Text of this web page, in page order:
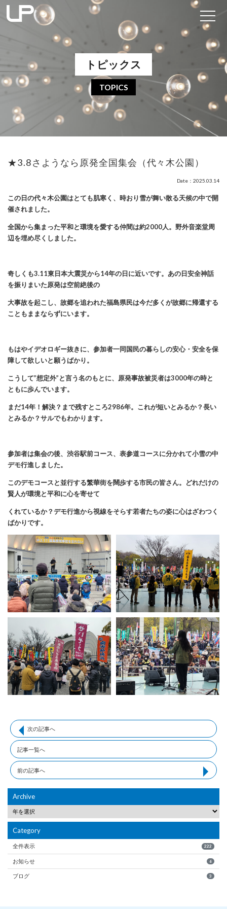
トピックス
TOPICS
★3.8さようなら原発全国集会（代々木公園）
Date：2025.03.14
この日の代々木公園はとても肌寒く、時おり雪が舞い散る天候の中で開
催されました。
全国から集まった平和と環境を愛する仲間は約2000人。野外音楽堂周
辺を埋め尽くしました。
奇しくも3.11東日本大震災から14年の日に近いです。あの日安全神話
を振りまいた原発は空前絶後の
大事故を起こし、 故郷を追われた福島県民は今だ多くが故郷に帰還する
こともままならずにいます。
もはやイデオロギー抜きに、参加者一同国民の暮らしの安心・安全を保
障して欲しいと願うばかり。
こうして”想定外”と言う名のもとに、原発事故被災者は3000年の時と
ともに歩んでいます。
まだ14年！解決？まで残すところ2986年。これが短いとみるか？長い
とみるか？サルでもわかります。
参加者は集会の後、渋谷駅前コース、表参道コースに分かれて小雪の中
デモ行進しました。
このデモコースと並行する繁華街を闊歩する市民の皆さん。どれだけの
賢人が環境と平和に心を寄せて
くれているか？デモ行進から視線をそらす若者たちの姿に心はざわつく
ばかりです。
次の記事へ
記事一覧へ
前の記事へ
Archive
Category
全件表示 222
お知らせ 6
ブログ 3